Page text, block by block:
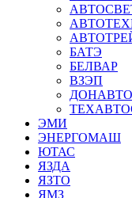
БАТЭ
БЕЛВАР
ВЗЭП
ЭМИ
ЭНЕРГОМАШ
ЮТАС
ЯЗДА
ЯЗТО
ЯМЗ